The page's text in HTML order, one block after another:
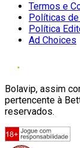
Termos e
Políticas
Política
Ad Choices
Bolavip, assim
pertencente à
reservados.